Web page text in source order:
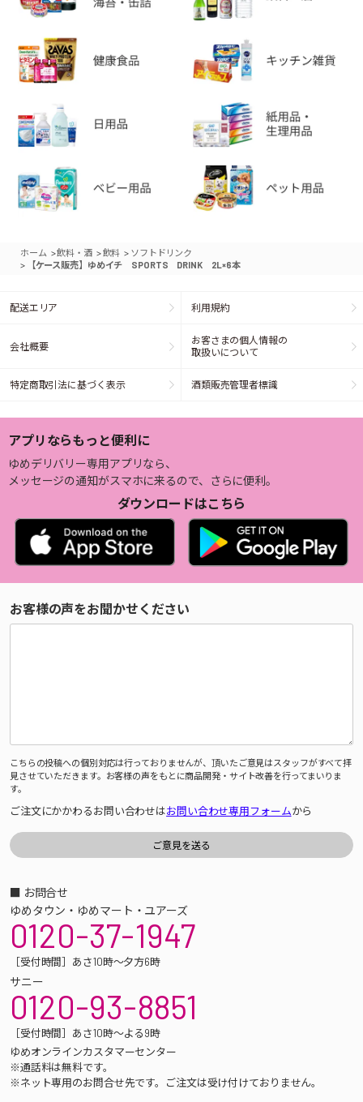
ホーム >飲料・酒 >飲料 > ソフトドリンク
> 【ケース販売】ゆめイチ SPORTS DRINK 2L×6本
配送エリア 利用規約
会社概要
お客さまの個人情報の
取扱いについて
特定商取引法に基づく表示 酒類販売管理者標識
アプリならもっと便利に
ゆめデリバリー専用アプリなら、
メッセージの通知がスマホに来るので、さらに便利。
ダウンロードはこちら
お客様の声をお聞かせください
こちらの投稿への個別対応は行っておりませんが、頂いたご意見はスタッフがすべて拝
見させていただきます。お客様の声をもとに商品開発・サイト改善を行ってまいりま
す。
ご注文にかかわるお問い合わせはお問い合わせ専用フォームから
■ お問合せ
ゆめタウン・ゆめマート・ユアーズ
0120-37-1947
［受付時間］あさ10時～夕方6時
サニー
0120-93-8851
［受付時間］あさ10時～よる9時
ゆめオンラインカスタマーセンター
※通話料は無料です。
※ネット専用のお問合せ先です。ご注文は受け付けておりません。